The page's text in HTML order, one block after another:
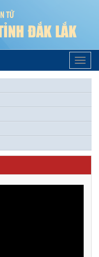
Trang
Chủ